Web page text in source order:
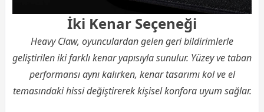
İki Kenar Seçeneği
Heavy Claw, oyunculardan gelen geri bildirimlerle
geliştirilen iki farklı kenar yapısıyla sunulur. Yüzey ve taban
performansı aynı kalırken, kenar tasarımı kol ve el
temasındaki hissi değiştirerek kişisel konfora uyum sağlar.